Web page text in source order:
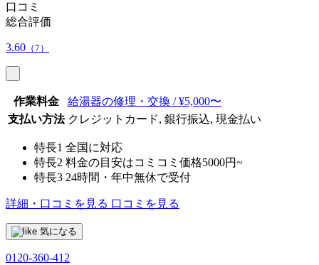
口コミ
総合評価
3.60 （7）
作業料金
給湯器の修理・交換 / ¥5,000〜
支払い方法 クレジットカード, 銀行振込, 現金払い
特長1 全国に対応
特長2 料金の目安はコミコミ価格5000円~
特長3 24時間・年中無休で受付
詳細・口コミを見る 口コミを見る
気になる
0120-360-412